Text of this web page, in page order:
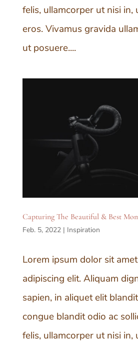
felis, ullamcorper ut nisi in,
eros. Vivamus gravida
ut posuere....
Capturing The Beautiful & Best
Feb. 5, 2022| Inspiration
Lorem ipsum dolor sit
adipiscing elit. Aliquam
sapien, in aliquet elit
congue blandit odio ac
felis, ullamcorper ut nisi in,